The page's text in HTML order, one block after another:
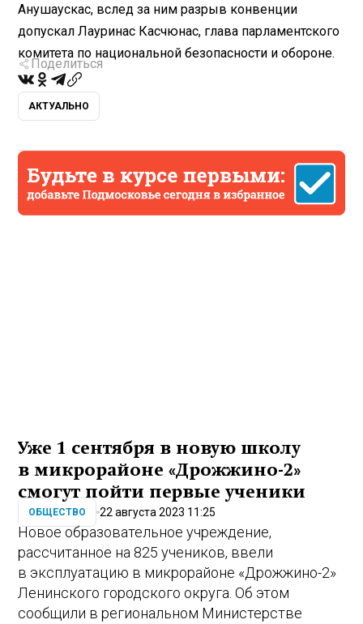
Анушаускас, вслед за ним разрыв конвенции
допускал Лауринас Касчюнас, глава парламентского
комитета по национальной безопасности и обороне.
Поделиться
АКТУАЛЬНО
Уже 1 сентября в новую школу
в микрорайоне «Дрожжино-2»
смогут пойти первые ученики
ОБЩЕСТВО 22 августа 2023 11:25
Новое образовательное учреждение,
рассчитанное на 825 учеников, ввели
в эксплуатацию в микрорайоне «Дрожжино-2»
Ленинского городского округа. Об этом
сообщили в региональном Министерстве